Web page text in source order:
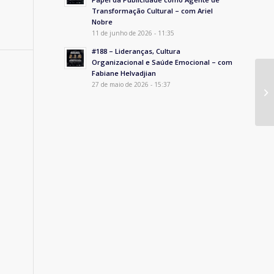
Transformação Cultural – com Ariel
Nobre
11 de junho de 2026 - 11:35
#188 – Lideranças, Cultura
Organizacional e Saúde Emocional – com
Fabiane Helvadjian
27 de maio de 2026 - 15:37